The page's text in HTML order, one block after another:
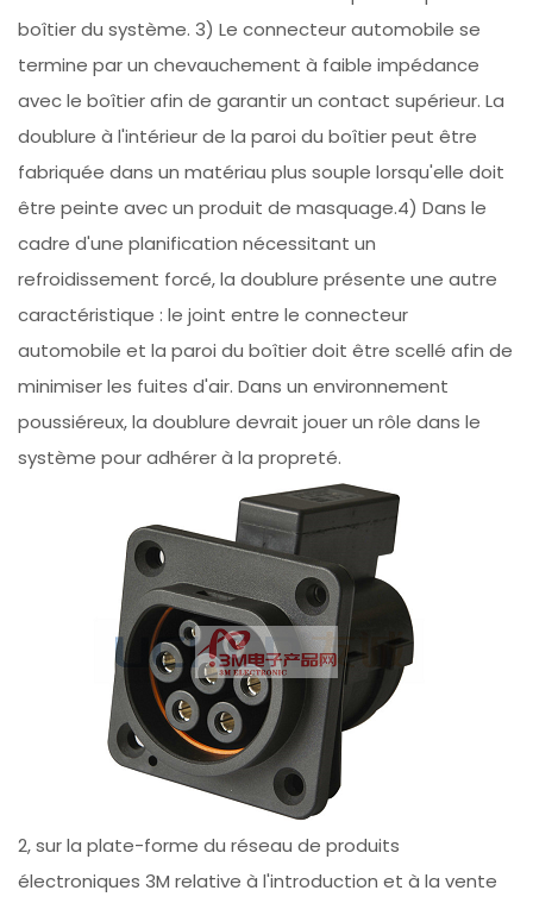
boîtier du système. 3) Le connecteur automobile se
termine par un chevauchement à faible impédance
avec le boîtier afin de garantir un contact supérieur. La
doublure à l'intérieur de la paroi du boîtier peut être
fabriquée dans un matériau plus souple lorsqu'elle doit
être peinte avec un produit de masquage.4) Dans le
cadre d'une planification nécessitant un
refroidissement forcé, la doublure présente une autre
caractéristique : le joint entre le connecteur
automobile et la paroi du boîtier doit être scellé afin de
minimiser les fuites d'air. Dans un environnement
poussiéreux, la doublure devrait jouer un rôle dans le
système pour adhérer à la propreté.
2, sur la plate-forme du réseau de produits
électroniques 3M relative à l'introduction et à la vente